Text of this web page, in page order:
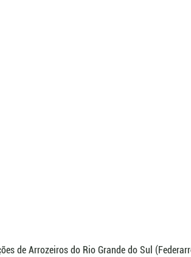
de Arrozeiros do Rio Grande do Sul